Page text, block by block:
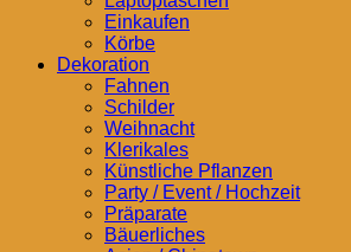
Einkaufen
Körbe
Dekoration
Fahnen
Schilder
Weihnacht
Klerikales
Künstliche Pflanzen
Party / Event / Hochzeit
Präparate
Bäuerliches